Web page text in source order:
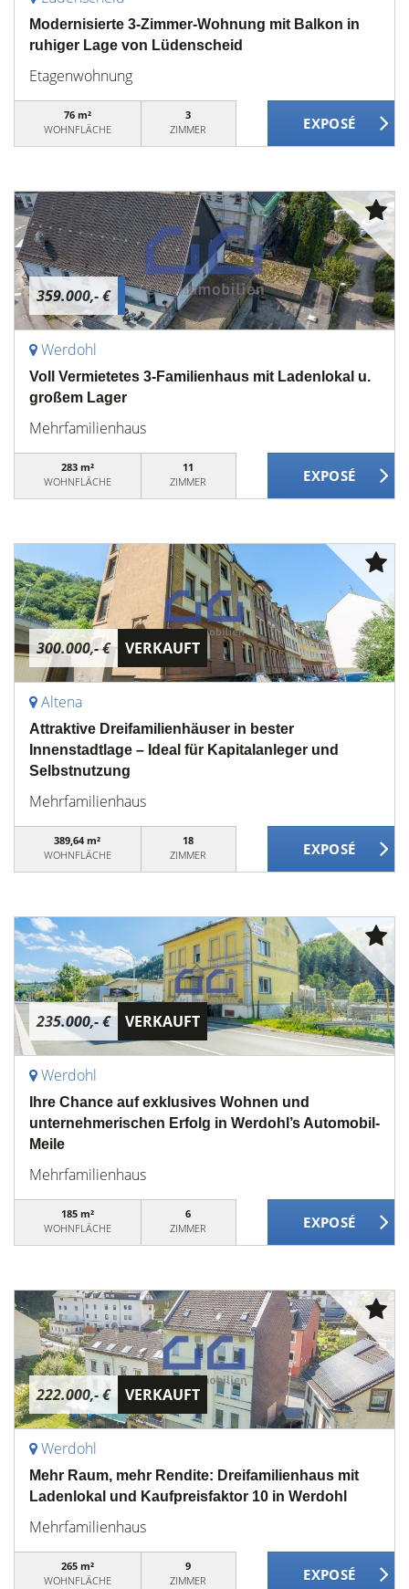
Modernisierte 3-Zimmer-Wohnung mit Balkon in
ruhiger Lage von Lüdenscheid
Etagenwohnung
76 m²
WOHNFLÄCHE
3
ZIMMER
359.000,- €
Werdohl
Voll Vermietetes 3-Familienhaus mit Ladenlokal u.
großem Lager
Mehrfamilienhaus
283 m²
WOHNFLÄCHE
11
ZIMMER
300.000,- € VERKAUFT
Altena
Attraktive Dreifamilienhäuser in bester
Innenstadtlage – Ideal für Kapitalanleger und
Selbstnutzung
Mehrfamilienhaus
389,64 m²
WOHNFLÄCHE
18
ZIMMER
235.000,- € VERKAUFT
Werdohl
Ihre Chance auf exklusives Wohnen und
unternehmerischen Erfolg in Werdohl’s Automobil-
Meile
Mehrfamilienhaus
185 m²
WOHNFLÄCHE
6
ZIMMER
222.000,- € VERKAUFT
Werdohl
Mehr Raum, mehr Rendite: Dreifamilienhaus mit
Ladenlokal und Kaufpreisfaktor 10 in Werdohl
Mehrfamilienhaus
265 m²
WOHNFLÄCHE
9
ZIMMER